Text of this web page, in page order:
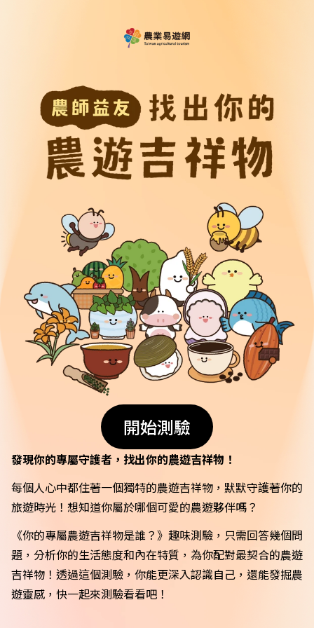
開始測驗
發現你的專屬守護者，找出你的農遊吉祥物！
每個人心中都住著一個獨特的農遊吉祥物，默默守護著你的
旅遊時光！想知道你屬於哪個可愛的農遊夥伴嗎？
《你的專屬農遊吉祥物是誰？》趣味測驗，只需回答幾個問
題，分析你的生活態度和內在特質，為你配對最契合的農遊
吉祥物！透過這個測驗，你能更深入認識自己，還能發掘農
遊靈感，快一起來測驗看看吧！